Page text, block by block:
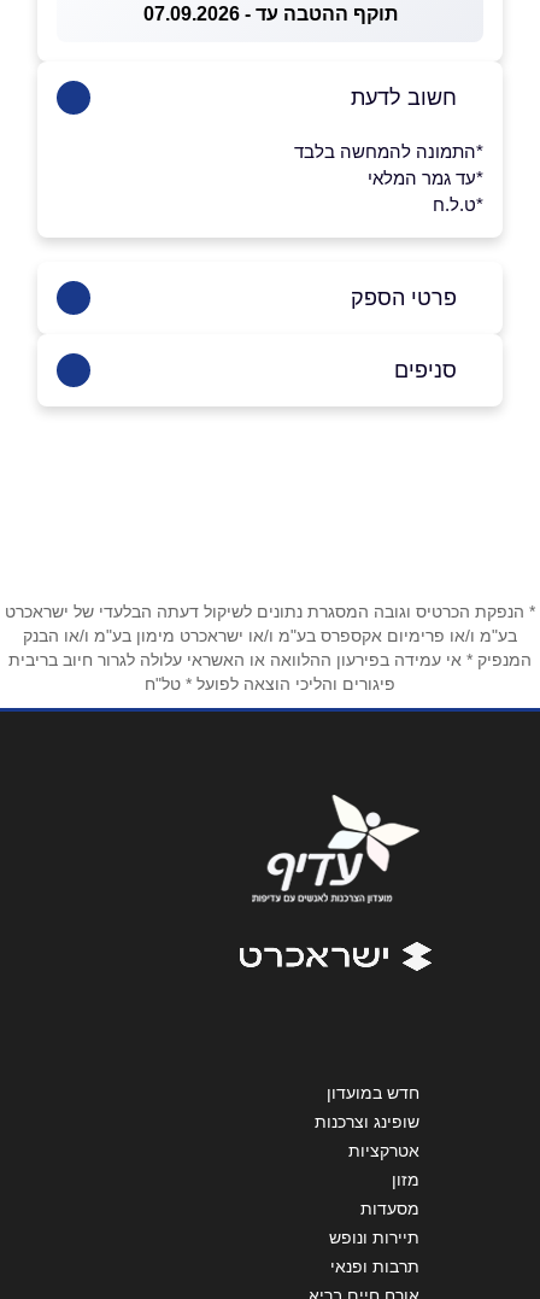
תוקף ההטבה עד - 07.09.2026
חשוב לדעת
*התמונה להמחשה בלבד
*עד גמר המלאי
*ט.ל.ח
פרטי הספק
אימייל *
סניפים
* הנפקת הכרטיס וגובה המסגרת נתונים לשיקול דעתה הבלעדי של ישראכרט
בע"מ ו/או פרימיום אקספרס בע"מ ו/או ישראכרט מימון בע"מ ו/או הבנק
המנפיק * אי עמידה בפירעון ההלוואה או האשראי עלולה לגרור חיוב בריבית
פיגורים והליכי הוצאה לפועל * טל"ח
חדש במועדון
שופינג וצרכנות
אטרקציות
מזון
מסעדות
תיירות ונופש
תרבות ופנאי